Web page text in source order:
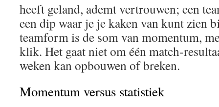
heeft geland, ademt vertrouwen; een
een dip waar je je kaken van kunt zien
teamform is de som van momentum,
klik. Het gaat niet om één
weken kan opbouwen of breken.
Momentum versus statistiek